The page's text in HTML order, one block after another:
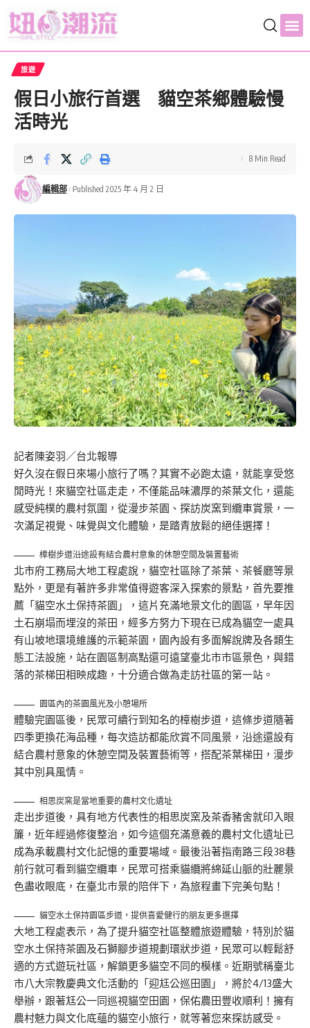
旅遊
假日小旅行首選 貓空茶鄉體驗慢
活時光
編輯部 Published 2025 年 4 月 2 日
8 Min Read
記者陳姿羽／台北報導
好久沒在假日來場小旅行了嗎？其實不必跑太遠，就能享受悠
閒時光！來貓空社區走走，不僅能品味濃厚的茶葉文化，還能
感受純樸的農村氛圍，從漫步茶園、探訪炭窯到纜車賞景，一
次滿足視覺、味覺與文化體驗，是踏青放鬆的絕佳選擇！
樟樹步道沿途設有結合農村意象的休憩空間及裝置藝術
北市府工務局大地工程處說，貓空社區除了茶葉、茶餐廳等景
點外，更是有著許多非常值得遊客深入探索的景點，首先要推
薦「貓空水土保持茶園」，這片充滿地景文化的園區，早年因
土石崩塌而埋沒的茶田，經多方努力下現在已成為貓空一處具
有山坡地環境維護的示範茶園，園內設有多面解說牌及各類生
態工法設施，站在園區制高點還可遠望臺北市市區景色，與錯
落的茶梯田相映成趣，十分適合做為走訪社區的第一站。
園區內的茶園風光及小憩場所
體驗完園區後，民眾可續行到知名的樟樹步道，這條步道隨著
四季更換花海品種，每次造訪都能欣賞不同風景，沿途還設有
結合農村意象的休憩空間及裝置藝術等，搭配茶葉梯田，漫步
其中別具風情。
相思炭窯是當地重要的農村文化遺址
走出步道後，具有地方代表性的相思炭窯及茶香豬舍就印入眼
簾，近年經過修復整治，如今這個充滿意義的農村文化遺址已
成為承載農村文化記憶的重要場域。最後沿著指南路三段38巷
前行就可看到貓空纜車，民眾可搭乘貓纜將綿延山脈的壯麗景
色盡收眼底，在臺北市景的陪伴下，為旅程畫下完美句點！
貓空水土保持園區步道，提供喜愛健行的朋友更多選擇
大地工程處表示，為了提升貓空社區整體旅遊體驗，特別於貓
空水土保持茶園及石獅腳步道規劃環狀步道，民眾可以輕鬆舒
適的方式遊玩社區，解鎖更多貓空不同的模樣。近期號稱臺北
市八大宗教慶典文化活動的「迎尪公巡田園」，將於4/13盛大
舉辦，跟著尪公一同巡視貓空田園，保佑農田豐收順利！擁有
農村魅力與文化底蘊的貓空小旅行，就等著您來探訪感受。